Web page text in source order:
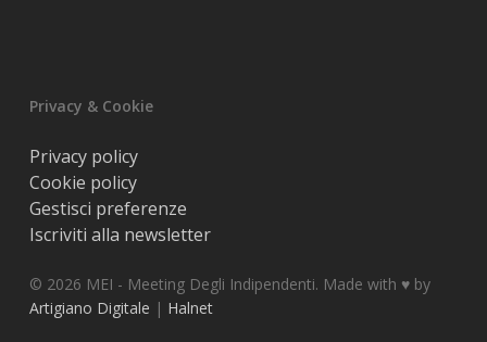
Privacy & Cookie
Privacy policy
Cookie policy
Gestisci preferenze
Iscriviti alla newsletter
© 2026 MEI - Meeting Degli Indipendenti. Made with ♥️ by
Artigiano Digitale | Halnet